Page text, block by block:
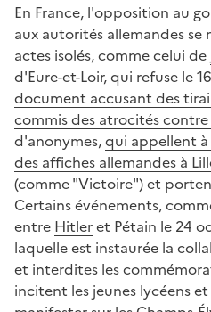
En France, l'opposition au
aux autorités allemandes
actes isolés, comme celui de
d'Eure-et-Loir,qui refuse le
document accusant des
commis des atrocités contre
d'anonymes,qui appellent à
des affiches allemandes à
(comme "Victoire") et
Certains événements,
entre Hitleret Pétain le 24
laquelle est instaurée la
et interdites les
incitent les jeunes lycéens